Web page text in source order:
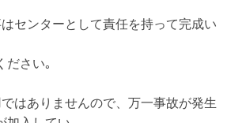
センターとして責任を持って完成い
さい｡
はありませんので、万一事故が発生